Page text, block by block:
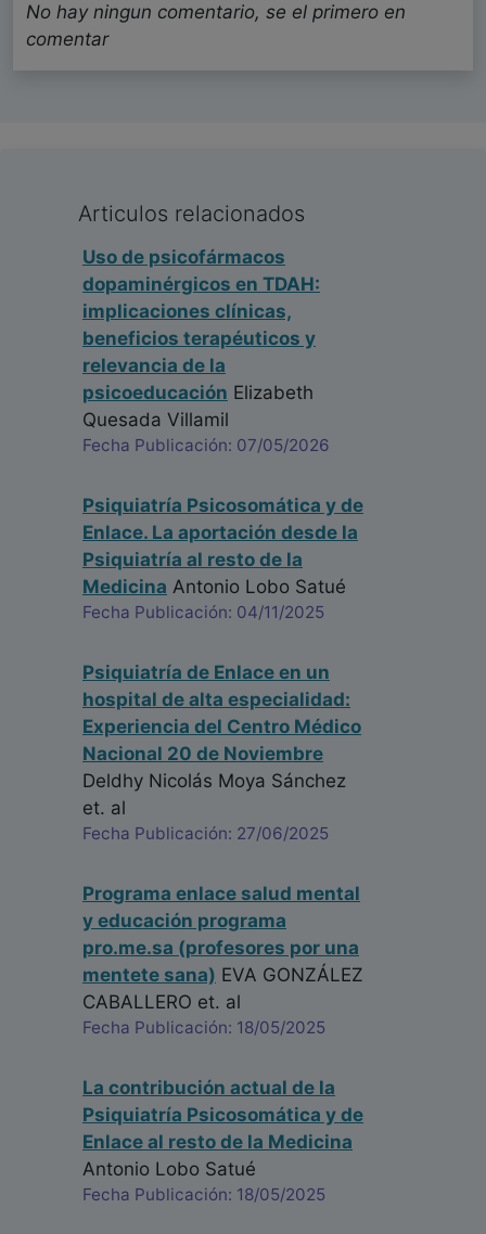
No hay ningun comentario, se el primero en
comentar
Articulos relacionados
Uso de psicofármacos
dopaminérgicos en TDAH:
implicaciones clínicas,
beneficios terapéuticos y
relevancia de la
psicoeducación Elizabeth
Quesada Villamil
Fecha Publicación: 07/05/2026
Psiquiatría Psicosomática y de
Enlace. La aportación desde la
Psiquiatría al resto de la
Medicina Antonio Lobo Satué
Fecha Publicación: 04/11/2025
Psiquiatría de Enlace en un
hospital de alta especialidad:
Experiencia del Centro Médico
Nacional 20 de Noviembre
Deldhy Nicolás Moya Sánchez
et. al
Fecha Publicación: 27/06/2025
Programa enlace salud mental
y educación programa
pro.me.sa (profesores por una
mentete sana) EVA GONZÁLEZ
CABALLERO et. al
Fecha Publicación: 18/05/2025
La contribución actual de la
Psiquiatría Psicosomática y de
Enlace al resto de la Medicina
Antonio Lobo Satué
Fecha Publicación: 18/05/2025